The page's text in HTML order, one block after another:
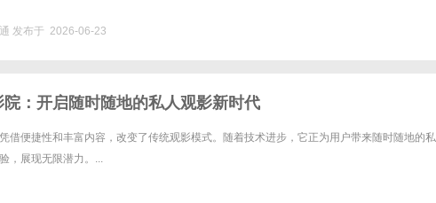
发布于 2026-06-23
院：开启随时随地的私人观影新时代
借便捷性和丰富内容，改变了传统观影模式。随着技术进步，它正为用户带来随时随地的
，展现无限潜力。...